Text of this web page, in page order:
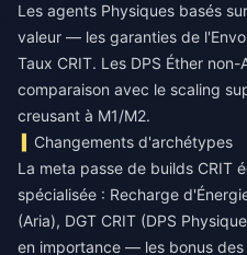
Les agents Physiques basés
valeur — les garanties de
Taux CRIT. Les DPS Éther
comparaison avec le scaling
creusant à M1/M2.
Changements d'archétypes
La meta passe de builds CRIT
spécialisée : Recharge
(Aria), DGT CRIT (DPS
en importance — les bonus